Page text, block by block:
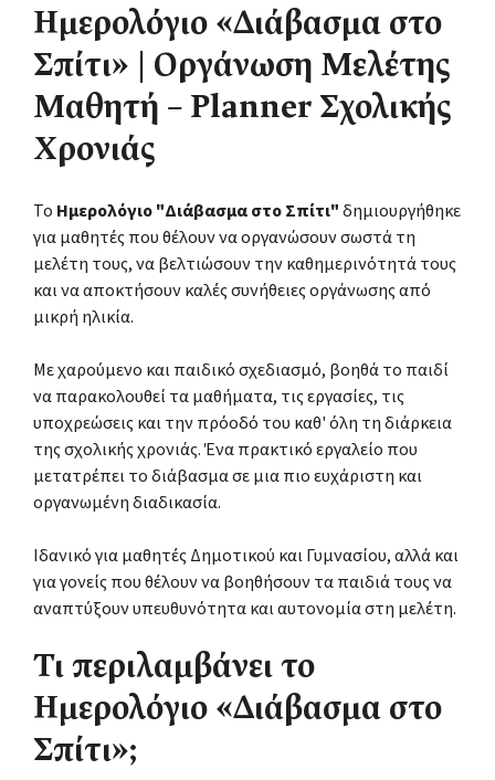
Ημερολόγιο «Διάβασμα στο
Σπίτι» | Οργάνωση Μελέτης
Μαθητή – Planner Σχολικής
Χρονιάς
Το Ημερολόγιο "Διάβασμα στο Σπίτι"δημιουργήθηκε
για μαθητές που θέλουν να οργανώσουν σωστά τη
μελέτη τους, να βελτιώσουν την καθημερινότητά τους
και να αποκτήσουν καλές συνήθειες οργάνωσης από
μικρή ηλικία.
Με χαρούμενο και παιδικό σχεδιασμό, βοηθά το παιδί
να παρακολουθεί τα μαθήματα, τις εργασίες, τις
υποχρεώσεις και την πρόοδό του καθ' όλη τη διάρκεια
της σχολικής χρονιάς. Ένα πρακτικό εργαλείο που
μετατρέπει το διάβασμα σε μια πιο ευχάριστη και
οργανωμένη διαδικασία.
Ιδανικό για μαθητές Δημοτικού και Γυμνασίου, αλλά και
για γονείς που θέλουν να βοηθήσουν τα παιδιά τους να
αναπτύξουν υπευθυνότητα και αυτονομία στη μελέτη.
Τι περιλαμβάνει το
Ημερολόγιο «Διάβασμα στο
Σπίτι»;